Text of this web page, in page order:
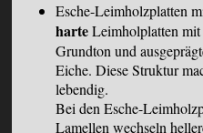
Esche-Leimholzplatten
harteLeimholplatten
Grundton und
Eiche. Diese Struktur
lebendig.
Bei den Esche-
Lamellen wechseln